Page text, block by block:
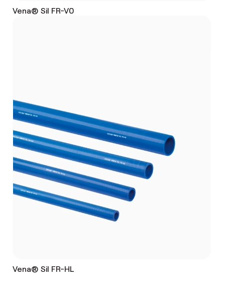
Vena® Sil FR-V0
Vena® Sil FR-HL